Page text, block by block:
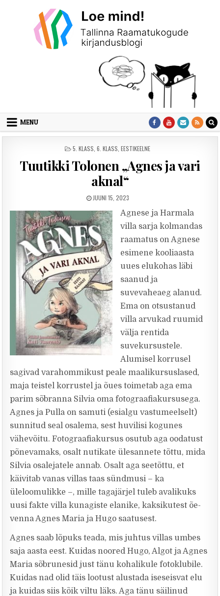
MENU
POSTED IN
5. KLASS 6. KLASS EESTIKEELNE
Tuutikki Tolonen „Agnes ja vari
aknal“
PUBLISHED DATE:
JUUNI 15, 2023
Agnese ja Harmala
villa sarja kolmandas
raamatus on Agnese
esimene kooliaasta
uues elukohas läbi
saanud ja
suvevaheaeg alanud.
Ema on otsustanud
villa arvukad ruumid
välja rentida
suvekursustele.
Alumisel korrusel
sagivad varahommikust peale maalikursuslased,
maja teistel korrustel ja õues toimetab aga ema
parim sõbranna Silvia oma fotograafiakursusega.
Agnes ja Pulla on samuti (esialgu vastumeelselt)
sunnitud seal osalema, sest huvilisi kogunes
vähevõitu. Fotograafiakursus osutub aga oodatust
põnevamaks, osalt nutikate ülesannete tõttu, mida
Silvia osalejatele annab. Osalt aga seetõttu, et
käivitab vanas villas taas sündmusi – ka
üleloomulikke –, mille tagajärjel tuleb avalikuks
uusi fakte villa kunagiste elanike, kaksikutest õe-
venna Agnes Maria ja Hugo saatusest.
Agnes saab lõpuks teada, mis juhtus villas umbes
saja aasta eest. Kuidas noored Hugo, Algot ja Agnes
Maria sõbrunesid just tänu kohalikule fotoklubile.
Kuidas nad olid täis lootust alustada iseseisvat elu
ja kuidas siis kõik viltu läks. Aga tänu säilinud